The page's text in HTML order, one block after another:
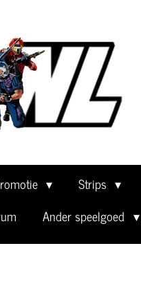
Strips
Ander speelgoed